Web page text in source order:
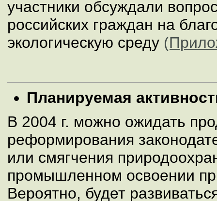
участники обсуждали
российских граждан на
экологическую среду
Планируемая
В 2004 г. можно ожидать
реформирования
или смягчения
промышленном освоении
Вероятно, будет